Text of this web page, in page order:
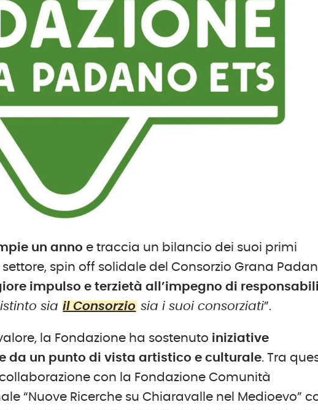
un anno e traccia un bilancio dei suoi primi
spin off solidale del Consorzio Grana
impulso e terzietà all’impegno di
sia il Consorzio sia i suoi consorziati”.
la Fondazione ha sostenuto iniziative
da un punto di vista artistico e culturale. Tra
con la Fondazione Comunità
“Nuove Ricerche su Chiaravalle nel Medioevo”